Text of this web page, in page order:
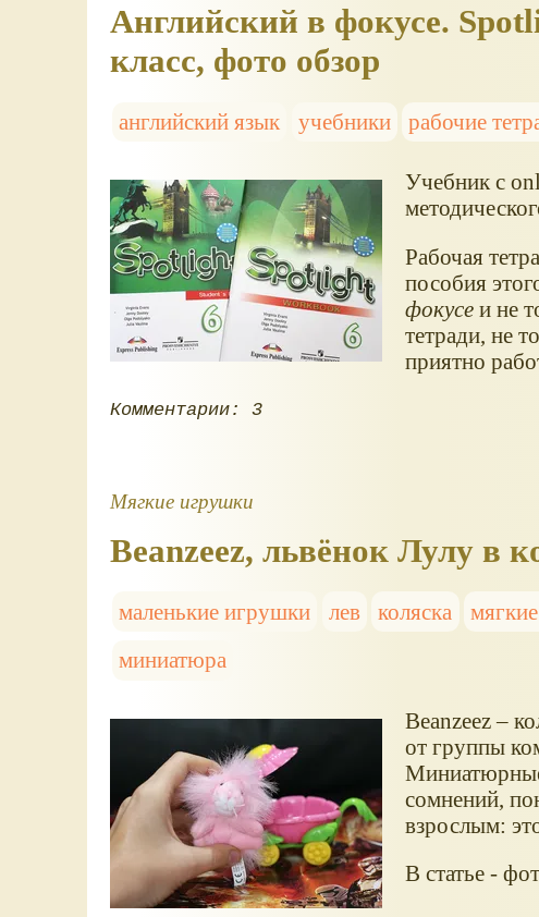
Английский в фокусе.
класс, фото обзор
английский язык учебники рабочие
Учебник c
Рабочая
пособия
фокусеи не
тетради, не
приятно
Комментарии: 3
Мягкие игрушки
Beanzeez, львёнок Лулу в
маленькие игрушки лев коляска
миниатюра
Beanzeez –
от группы
сомнений,
взрослым:
В статье -